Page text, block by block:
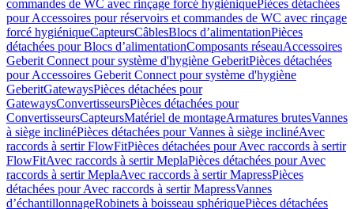
commandes de WC avec rinçage forcé hygiéniquePièces détachées
pour Accessoires pour réservoirs et commandes de WC avec rinçage
forcé hygiéniqueCapteursCâblesBlocs d’alimentationPièces
détachées pour Blocs d’alimentationComposants réseauAccessoires
Geberit Connect pour système d'hygiène GeberitPièces détachées
pour Accessoires Geberit Connect pour système d'hygiène
GeberitGatewaysPièces détachées pour
GatewaysConvertisseursPièces détachées pour
ConvertisseursCapteursMatériel de montageArmatures brutesVannes
à siège inclinéPièces détachées pour Vannes à siège inclinéAvec
raccords à sertir FlowFitPièces détachées pour Avec raccords à sertir
FlowFitAvec raccords à sertir MeplaPièces détachées pour Avec
raccords à sertir MeplaAvec raccords à sertir MapressPièces
détachées pour Avec raccords à sertir MapressVannes
d’échantillonnageRobinets à boisseau sphériquePièces détachées